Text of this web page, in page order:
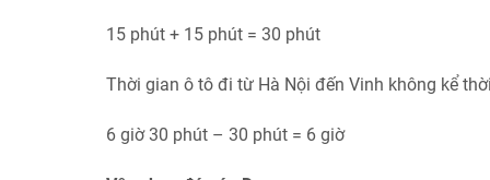
15 phút + 15 phút = 30 phút
Thời gian ô tô đi từ Hà Nội đến Vinh không kể
6 giờ 30 phút – 30 phút = 6 giờ